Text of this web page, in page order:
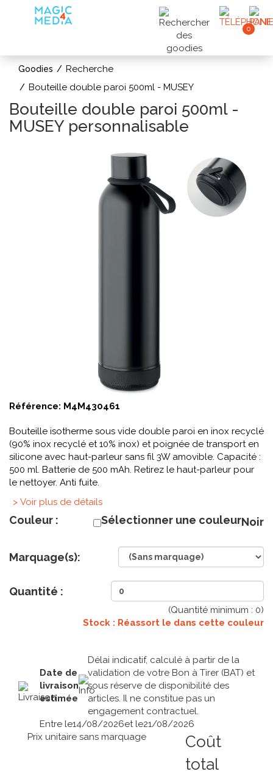
0
Goodies
Recherche
Bouteille double paroi 500ml - MUSEY
Bouteille double paroi 500ml -
MUSEY personnalisable
Référence: M4M430461
Bouteille isotherme sous vide double paroi en inox recyclé
(90% inox recyclé et 10% inox) et poignée de transport en
silicone avec haut-parleur sans fil 3W amovible. Capacité :
500 ml. Batterie de 500 mAh. Retirez le haut-parleur pour
le nettoyer. Anti fuite.
> Voir plus de détails
Couleur : Sélectionner une couleurNoir
Marquage(s):
Quantité :
(Quantité minimum : 0)
Stock : Réassort le dans cette couleur
Date de
livraison
estimée
Délai indicatif, calculé à partir de la
validation de votre Bon à Tirer (BAT) et
sous réserve de disponibilité des
articles. Il ne constitue pas un
engagement contractuel.
Entre le14/08/2026et le21/08/2026
Prix unitaire sans marquage
Coût
total